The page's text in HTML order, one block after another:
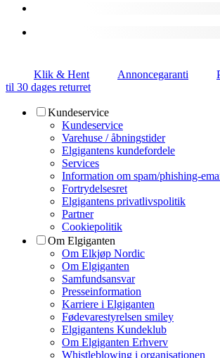
Klik & Hent Annoncegaranti
til 30 dages returret
Kundeservice
Kundeservice
Varehuse / åbningstider
Elgigantens kundefordele
Services
Information om spam/phishing-
Fortrydelsesret
Elgigantens privatlivspolitik
Partner
Cookiepolitik
Om Elgiganten
Om Elkjøp Nordic
Om Elgiganten
Samfundsansvar
Presseinformation
Karriere i Elgiganten
Fødevarestyrelsen smiley
Elgigantens Kundeklub
Om Elgiganten Erhverv
Whistleblowing i organisationen